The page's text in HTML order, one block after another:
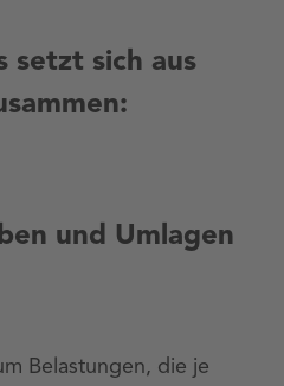
setzt sich aus
und Umlagen
Belastungen, die je